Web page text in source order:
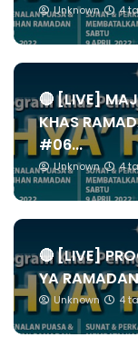
Unknown 4
🔴 [LIVE]
KHAS
#06...
Unknown 4
🔴 [LIVE]
YA
Unknown 4